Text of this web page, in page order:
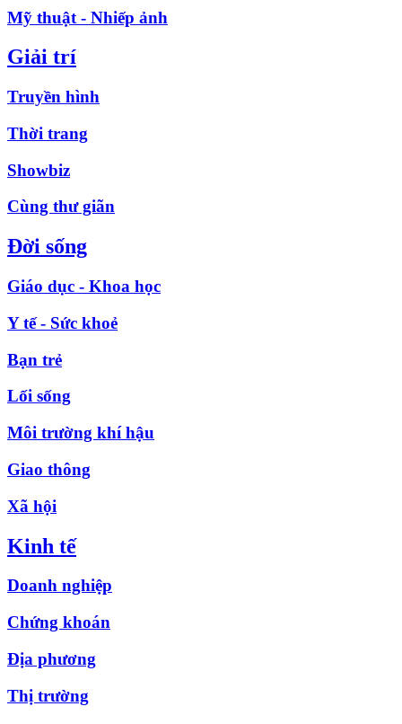
Mỹ thuật - Nhiếp ảnh
Giải trí
Truyền hình
Thời trang
Showbiz
Cùng thư giãn
Đời sống
Giáo dục - Khoa học
Y tế - Sức khoẻ
Bạn trẻ
Lối sống
Môi trường khí hậu
Giao thông
Xã hội
Kinh tế
Doanh nghiệp
Chứng khoán
Địa phương
Thị trường